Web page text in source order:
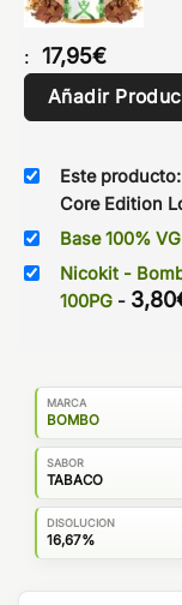
: 17,95€
Añadir
Este
Core Edition
Base 100%
Nicokit -
100PG - 3,80
MARCA
BOMBO
SABOR
TABACO
DISOLUCION
16,67%